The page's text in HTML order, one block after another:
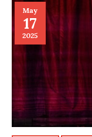
May
17
2025